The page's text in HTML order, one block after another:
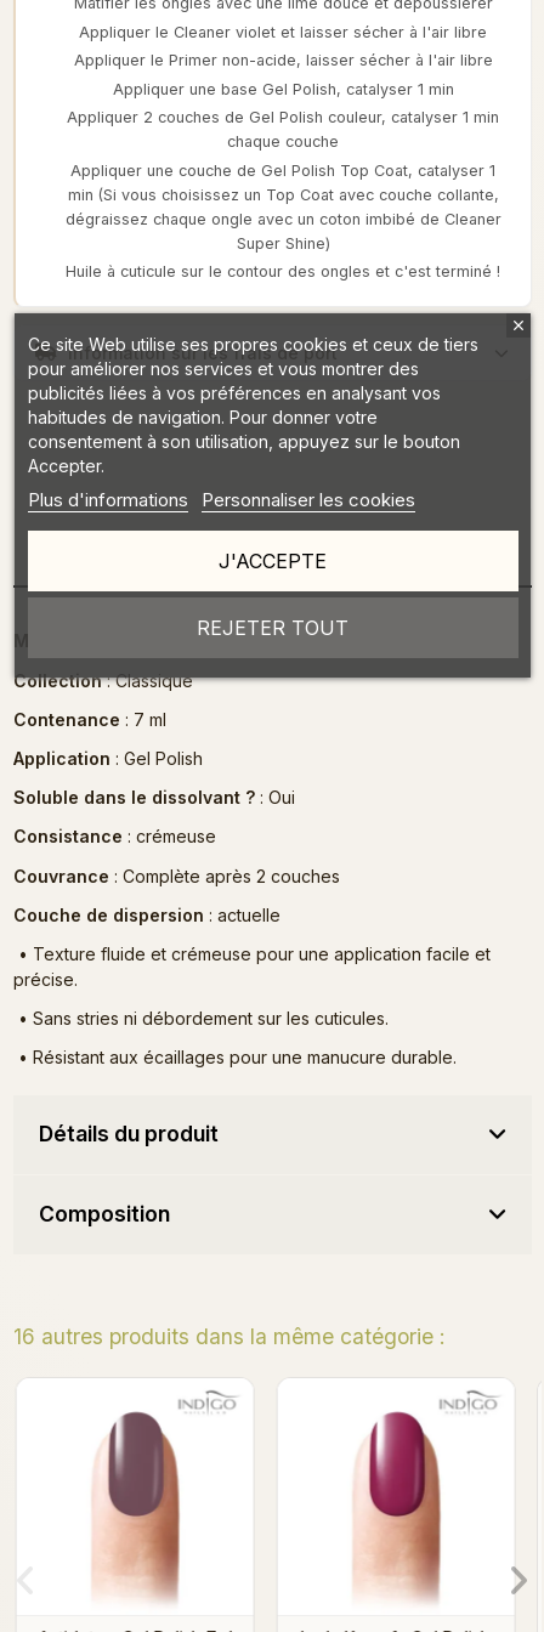
Appliquer le Cleaner violet et laisser sécher à l'air libre
Appliquer le Primer non-acide, laisser sécher à l'air libre
Appliquer une base Gel Polish, catalyser 1 min
Appliquer 2 couches de Gel Polish couleur, catalyser 1 min
chaque couche
Appliquer une couche de Gel Polish Top Coat, catalyser 1
min (Si vous choisissez un Top Coat avec couche collante,
dégraissez chaque ongle avec un coton imbibé de Cleaner
Super Shine)
Huile à cuticule sur le contour des ongles et c'est terminé !
Information sur les frais de port
MULTILED Lampe 36 W: 30 secondes
Collection: Classique
Contenance : 7 ml
Application : Gel Polish
Soluble dans le dissolvant ?: Oui
Consistance : crémeuse
Couvrance : Complète après 2 couches
Couche de dispersion : actuelle
• Texture fluide et crémeuse pour une application facile et
précise.
• Sans stries ni débordement sur les cuticules.
• Résistant aux écaillages pour une manucure durable.
Détails du produit
Composition
16 autres produits dans la même catégorie :
Darius Bravo Gel Polish
Miss Sunday Gel Polish
7ml
Ce site Web utilise ses propres cookies et ceux de tiers
pour améliorer nos services et vous montrer des
publicités liées à vos préférences en analysant vos
habitudes de navigation. Pour donner votre
consentement à son utilisation, appuyez sur le bouton
Accepter.
Plus d'informations Personnaliser les cookies
REJETER TOUT
J'ACCEPTE